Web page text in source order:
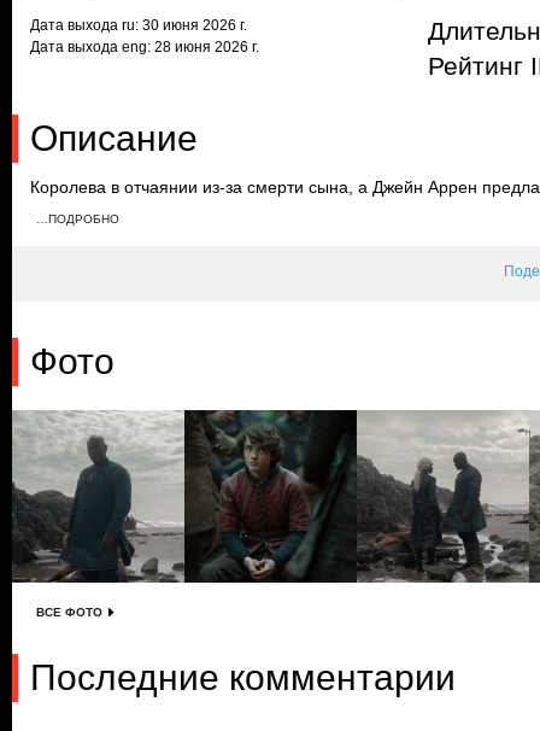
Дата выхода ru: 30 июня 2026 г.
Дата выхода eng: 28 июня 2026 г.
Рейтинг
Описание
Королева в отчаянии из-за смерти сына, а Джейн Аррен
удается сбежать из плена, в то время как Алисента просит
…ПОДРОБНО
Фото
ВСЕ ФОТО
Последние комментарии